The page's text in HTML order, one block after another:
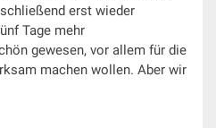
erst wieder
Tage mehr
gewesen, vor allem für die
machen wollen. Aber wir